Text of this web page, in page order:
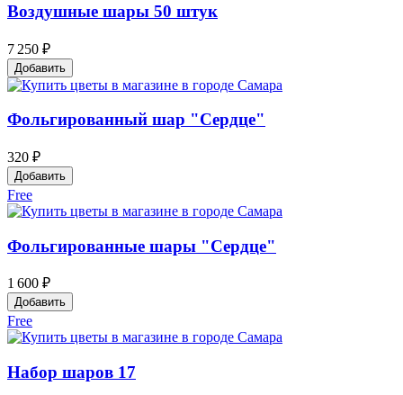
Воздушные шары 50 штук
7 250 ₽
Добавить
Фольгированный шар "Сердце"
320 ₽
Добавить
Free
Фольгированные шары "Сердце"
1 600 ₽
Добавить
Free
Набор шаров 17